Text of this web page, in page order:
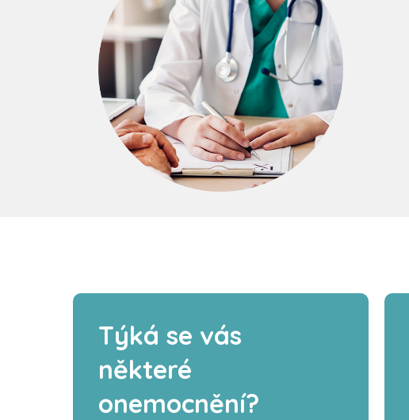
Týká se vás
některé
onemocnění?